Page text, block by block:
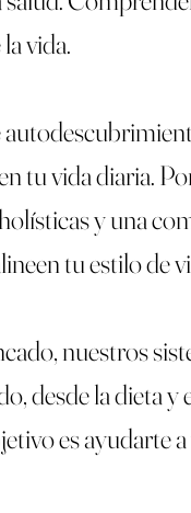
vida.
tu vida diaria.
y una
tu estilo de
nuestros
desde la dieta
es ayudarte